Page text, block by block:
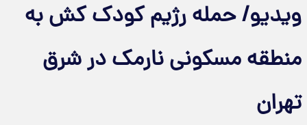
ویدیو/ حمله رژیم کودک کش به
منطقه مسکونی نارمک در شرق
تهران